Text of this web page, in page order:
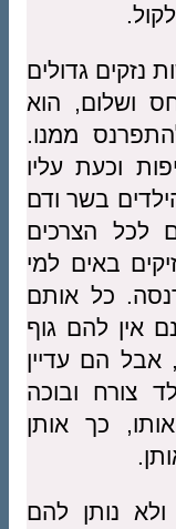
גדולים
ושלום, הוא
ממנו.
וכעת עליו
בשר ודם
לכל הצרכים
באים למי
כל אותם
להם גוף
הם עדיין
צורח ובוכה
כך אותן
נותן להם